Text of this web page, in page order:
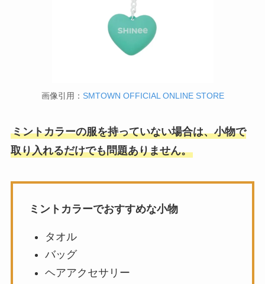
画像引用： SMTOWN OFFICIAL ONLINE STORE
ミントカラーの服を持っていない場合は、小物で
取り入れるだけでも問題ありません。
ミントカラーでおすすめな小物
タオル
バッグ
ヘアアクセサリー